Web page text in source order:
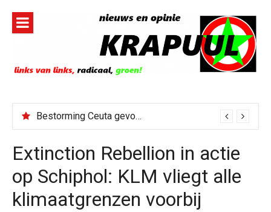
inhoud
Bestorming Ceuta gevolg van op sociale media verspreide hoax?
Extinction Rebellion in actie
op Schiphol: KLM vliegt alle
klimaatgrenzen voorbij